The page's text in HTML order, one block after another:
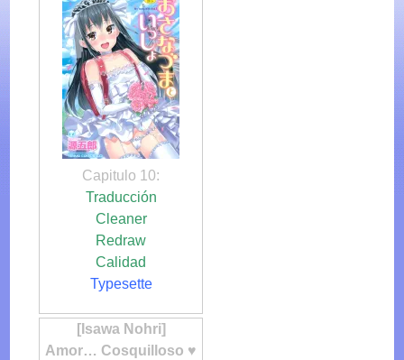
Capitulo 10:
Traducción
Cleaner
Redraw
Calidad
Typesette
[Isawa Nohri]
Amor… Cosquilloso ♥